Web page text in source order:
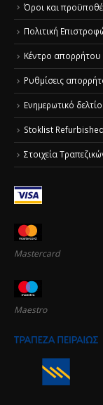
Όροι και
Πολιτική
Κέντρο απορρήτου
Ρυθμίσεις
Ενημερωτικό δελτίο
Stoklist
Στοιχεία
Mastercard
Maestro